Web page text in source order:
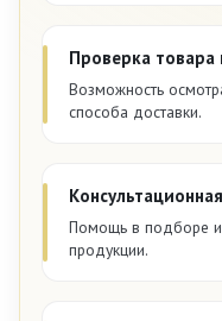
Проверка товара
Возможность
способа доставки.
Помощь в подборе и
продукции.